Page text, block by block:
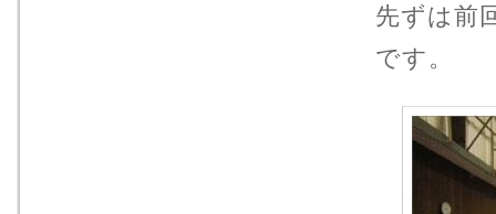
先ずは前
です。